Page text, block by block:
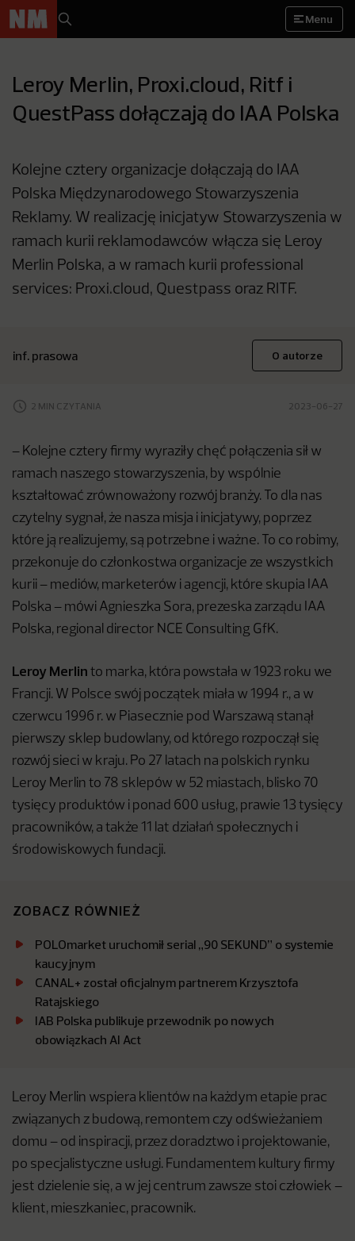
Menu
Leroy Merlin, Proxi.cloud, Ritf i
QuestPass dołączają do IAA Polska
Kolejne cztery organizacje dołączają do IAA
Polska Międzynarodowego Stowarzyszenia
Reklamy. W realizację inicjatyw Stowarzyszenia w
ramach kurii reklamodawców włącza się Leroy
Merlin Polska, a w ramach kurii professional
services: Proxi.cloud, Questpass oraz RITF.
inf. prasowa O autorze
2 MIN CZYTANIA 2023-06-27
– Kolejne cztery firmy wyraziły chęć połączenia sił w
ramach naszego stowarzyszenia, by wspólnie
kształtować zrównoważony rozwój branży. To dla nas
czytelny sygnał, że nasza misja i inicjatywy, poprzez
które ją realizujemy, są potrzebne i ważne. To co robimy,
przekonuje do członkostwa organizacje ze wszystkich
kurii – mediów, marketerów i agencji, które skupia IAA
Polska – mówi Agnieszka Sora, prezeska zarządu IAA
Polska, regional director NCE Consulting GfK.
Leroy Merlin to marka, która powstała w 1923 roku we
Francji. W Polsce swój początek miała w 1994 r., a w
czerwcu 1996 r. w Piasecznie pod Warszawą stanął
pierwszy sklep budowlany, od którego rozpoczął się
rozwój sieci w kraju. Po 27 latach na polskich rynku
Leroy Merlin to 78 sklepów w 52 miastach, blisko 70
tysięcy produktów i ponad 600 usług, prawie 13 tysięcy
pracowników, a także 11 lat działań społecznych i
środowiskowych fundacji.
ZOBACZ RÓWNIEŻ
POLOmarket uruchomił serial „90 SEKUND” o systemie
kaucyjnym
CANAL+ został oficjalnym partnerem Krzysztofa
Ratajskiego
IAB Polska publikuje przewodnik po nowych
obowiązkach AI Act
Leroy Merlin wspiera klientów na każdym etapie prac
związanych z budową, remontem czy odświeżaniem
domu – od inspiracji, przez doradztwo i projektowanie,
po specjalistyczne usługi. Fundamentem kultury firmy
jest dzielenie się, a w jej centrum zawsze stoi człowiek –
klient, mieszkaniec, pracownik.